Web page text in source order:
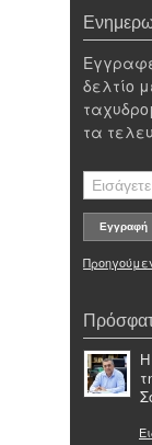
δελτίο
τα